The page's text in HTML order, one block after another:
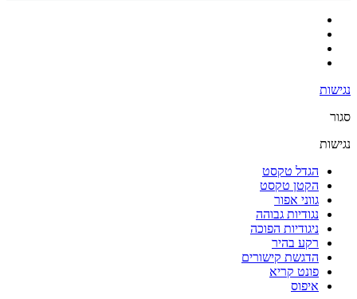
נגישות
סגור
נגישות
הגדל טקסט
הקטן טקסט
גווני אפור
נגודיות גבוהה
ניגודיות הפוכה
רקע בהיר
הדגשת קישורים
פונט קריא
איפוס